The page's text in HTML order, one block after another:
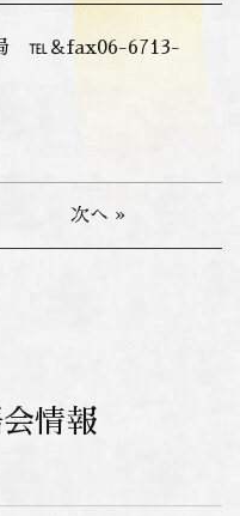
局 ℡＆fax06-6713-
次へ »
情報